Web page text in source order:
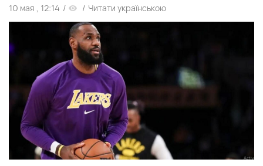
10 мая , 12:14 / / Читати українською